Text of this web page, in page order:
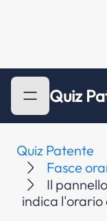
Quiz
Quiz Patente
Fasce
Il
indica l'orario